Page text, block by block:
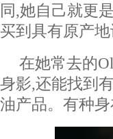
同,她自己就更
买到具有原产地
在她常去的
身影,还能找到
油产品。有种